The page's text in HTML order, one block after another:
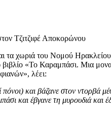
Τζιτζιφέ Αποκορώνου
χωριά του Νομού
«Το Καραμπάσι. Μια
λέει:
και βάζανε στον
και έβγανε τη μυρουδιά και